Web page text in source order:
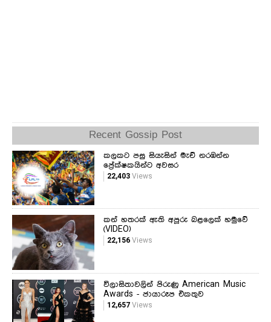
Recent Gossip Post
කලකට පසු සියැසින් මැච් නරඹන්න
ප්‍රේක්ෂකයින්ට අවසර
22,403Views
කන් හතරක් ඇති අපූරු බළලෙක් හමුවේ
(VIDEO)
22,156Views
විලාසිතාවලින් පිරුණු American Music
Awards - ජායාරූප එකතුව
12,657Views